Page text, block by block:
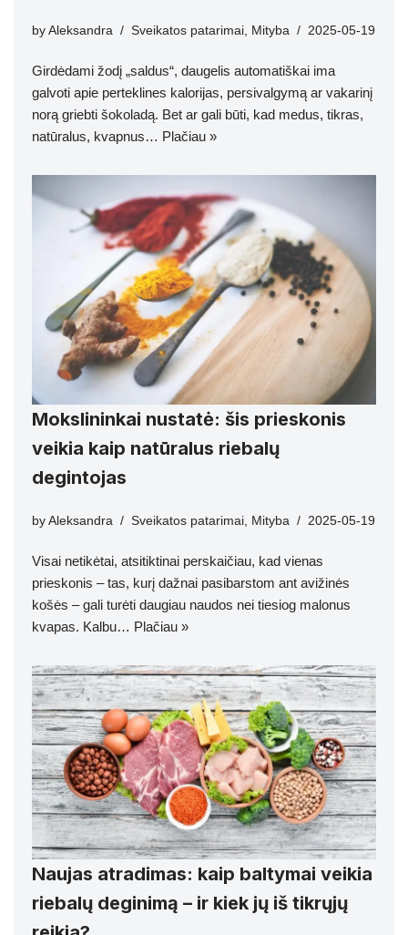
by Aleksandra Sveikatos patarimai, Mityba 2025-05-19
Girdėdami žodį „saldus“, daugelis automatiškai ima
galvoti apie perteklines kalorijas, persivalgymą ar vakarinį
norą griebti šokoladą. Bet ar gali būti, kad medus, tikras,
natūralus, kvapnus… Plačiau »
Mokslininkai nustatė: šis prieskonis
veikia kaip natūralus riebalų
degintojas
by Aleksandra Sveikatos patarimai, Mityba 2025-05-19
Visai netikėtai, atsitiktinai perskaičiau, kad vienas
prieskonis – tas, kurį dažnai pasibarstom ant avižinės
košės – gali turėti daugiau naudos nei tiesiog malonus
kvapas. Kalbu… Plačiau »
Naujas atradimas: kaip baltymai veikia
riebalų deginimą – ir kiek jų iš tikrųjų